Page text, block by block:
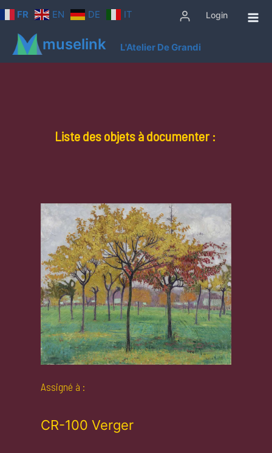
Aller
au
contenu
FR EN DE IT Login
muselink L'Atelier De Grandi
Liste des objets à documenter :
Assigné à :
CR-100 Verger